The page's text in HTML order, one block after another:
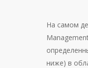
На самом
ниже) в